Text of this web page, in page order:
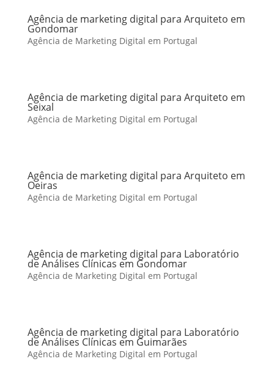
Agência de marketing digital para Arquiteto em
Gondomar
Agência de Marketing Digital em Portugal
Agência de marketing digital para Arquiteto em
Seixal
Agência de Marketing Digital em Portugal
Agência de marketing digital para Arquiteto em
Oeiras
Agência de Marketing Digital em Portugal
Agência de marketing digital para Laboratório
de Análises Clínicas em Gondomar
Agência de Marketing Digital em Portugal
Agência de marketing digital para Laboratório
de Análises Clínicas em Guimarães
Agência de Marketing Digital em Portugal